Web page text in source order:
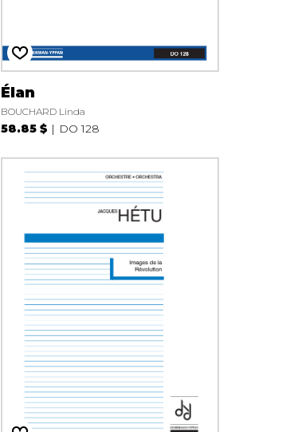
Élan
BOUCHARD Linda
58.85 $ DO 128